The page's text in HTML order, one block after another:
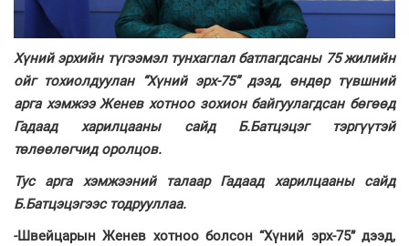
Хүний эрхийн түгээмэл тунхаглал батлагдсаны 75 жилийн
ойг тохиолдуулан “Хүний эрх-75” дээд, өндөр түвшний
арга хэмжээ Женев хотноо зохион байгуулагдсан бөгөөд
Гадаад харилцааны сайд Б.Батцэцэг тэргүүтэй
төлөөлөгчид оролцов.
Тус арга хэмжээний талаар Гадаад харилцааны сайд
Б.Батцэцэгээс тодрууллаа.
-Швейцарын Женев хотноо болсон “Хүний эрх-75” дээд,